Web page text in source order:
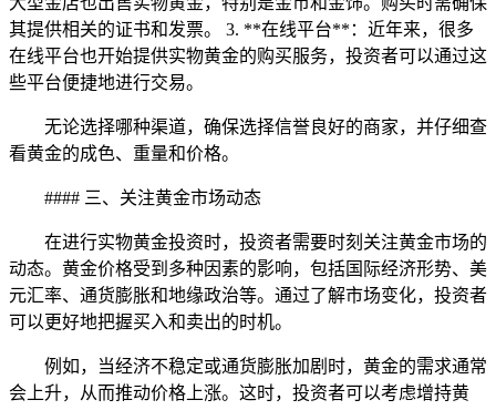
其提供相关的证书和发票。 3. **在线平台**：近年来，很多
在线平台也开始提供实物黄金的购买服务，投资者可以通过这
些平台便捷地进行交易。
无论选择哪种渠道，确保选择信誉良好的商家，并仔细查
看黄金的成色、重量和价格。
#### 三、关注黄金市场动态
在进行实物黄金投资时，投资者需要时刻关注黄金市场的
动态。黄金价格受到多种因素的影响，包括国际经济形势、美
元汇率、通货膨胀和地缘政治等。通过了解市场变化，投资者
可以更好地把握买入和卖出的时机。
例如，当经济不稳定或通货膨胀加剧时，黄金的需求通常
会上升，从而推动价格上涨。这时，投资者可以考虑增持黄